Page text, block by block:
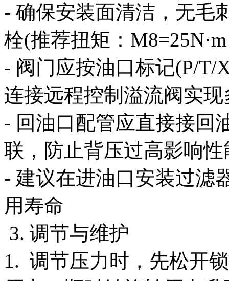
- 确保安装面清洁，无毛
栓(推荐扭矩：
- 阀门应按油口标记(P/T/
连接远程控制溢流阀实
- 回油口配管应直接接回
联，防止背压过高影响性
- 建议在进油口安装过滤
用寿命
3. 调节与维护
1. 调节压力时，先松开